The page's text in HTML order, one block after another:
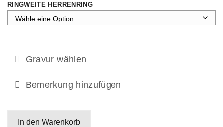
RINGWEITE HERRENRING
Gravur wählen
Bemerkung hinzufügen
In den Warenkorb